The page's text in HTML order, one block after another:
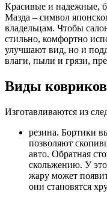
Красивые и надежные,
Мазда – символ
владельцам. Чтобы
стильно, комфортно
улучшают вид, но и
влаги, пыли и грязи,
Виды
Изготавливаются из
резина. Бортики
позволяют
авто. Обратная
скольжению. У
жару может
они становятся